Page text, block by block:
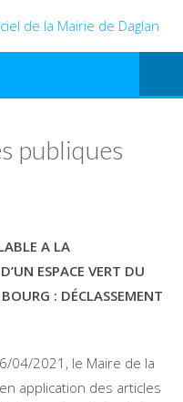
publiques
A LA
ESPACE VERT DU
: DÉCLASSEMENT
04/2021, le Maire de la
application des articles